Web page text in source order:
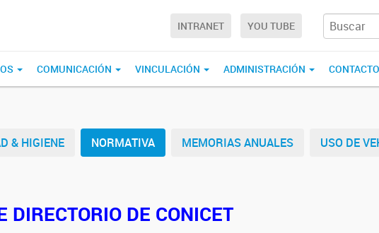
INTRANET YOU TUBE
COMUNICACIÓN VINCULACIÓN ADMINISTRACIÓN
& HIGIENE NORMATIVA MEMORIAS ANUALES USO DE
DIRECTORIO DE CONICET